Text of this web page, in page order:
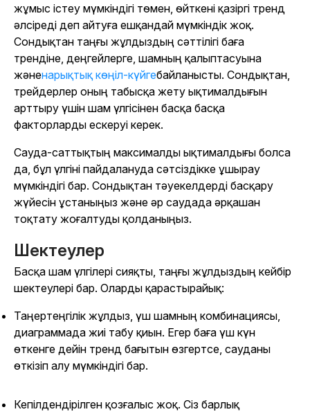
жұмыс істеу мүмкіндігі төмен, өйткені қазіргі тренд
әлсіреді деп айтуға ешқандай мүмкіндік жоқ.
Сондықтан таңғы жұлдыздың сәттілігі баға
трендіне, деңгейлерге, шамның қалыптасуына
жәненарықтық көңіл-күйгебайланысты. Сондықтан,
трейдерлер оның табысқа жету ықтималдығын
арттыру үшін шам үлгісінен басқа басқа
факторларды ескеруі керек.
Сауда-саттықтың максималды ықтималдығы болса
да, бұл үлгіні пайдалануда сәтсіздікке ұшырау
мүмкіндігі бар. Сондықтан тәуекелдерді басқару
жүйесін ұстаныңыз және әр саудада әрқашан
тоқтату жоғалтуды қолданыңыз.
Шектеулер
Басқа шам үлгілері сияқты, таңғы жұлдыздың кейбір
шектеулері бар. Оларды қарастырайық:
Таңертеңгілік жұлдыз, үш шамның комбинациясы,
диаграммада жиі табу қиын. Егер баға үш күн
өткенге дейін тренд бағытын өзгертсе, сауданы
өткізіп алу мүмкіндігі бар.
Кепілдендірілген қозғалыс жоқ. Сіз барлық